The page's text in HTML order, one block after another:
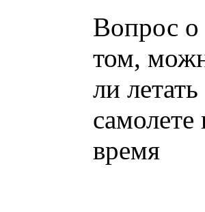
Вопрос о
том,
ли летать
самолете
время